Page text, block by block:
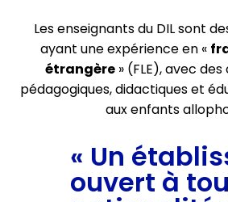
Les enseignants du DIL sont
ayant une expérience en «
étrangère » (FLE), avec
pédagogiques, didactiques et
aux enfants
« Un
ouvert à